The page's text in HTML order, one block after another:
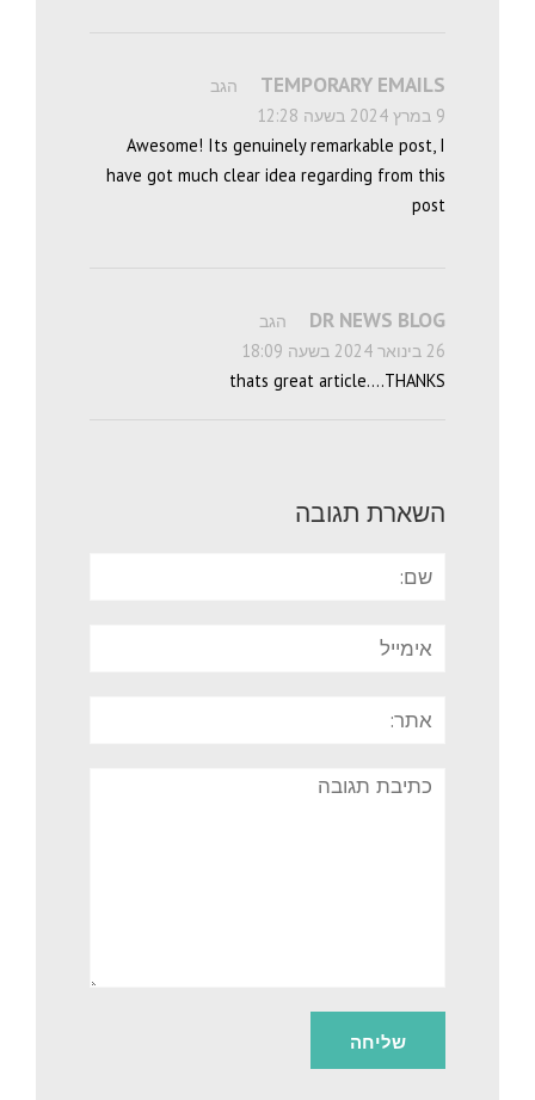
TEMPORARY EMAILS
הגב
9 במרץ 2024 בשעה 12:28
Awesome! Its genuinely remarkable post, I
have got much clear idea regarding from this
post
DR NEWS BLOG
הגב
26 בינואר 2024 בשעה 18:09
thats great article….THANKS
השארת תגובה
תגובה